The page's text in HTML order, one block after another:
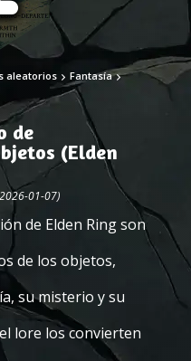
aleatorios Fantasía
de
(Elden
01-07)
de Elden Ring son
de los objetos,
su misterio y su
lore los convierten